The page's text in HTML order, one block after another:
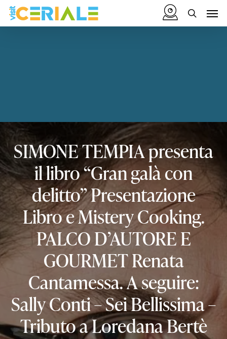
Skip
main
SIMONETEMPIApresenta
illibro“Grangalàcon
delitto”Presentazione
LibroeMisteryCooking.
PALCOD’AUTOREE
GOURMETRenata
Cantamessa.Aseguire:
SallyConti–SeiBellissima–
TributoaLoredanaBertè